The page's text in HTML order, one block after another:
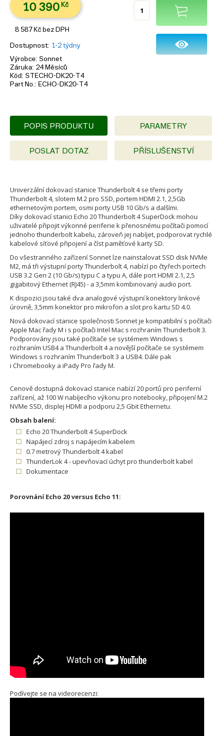
10 390 Kč
8 587 Kč bez DPH
Dostupnost 1-2 týdny
Výrobce Sonnet
Záruka 24 Měsíců
Kód STECHO-DK20-T4
Part No.
ECHO-DK20-T4
POPIS PRODUKTU PARAMETRY
POSLAT DOTAZ PŘÍSLUŠENSTVÍ
Univerzální dokovací stanice Thunderbolt 4 se třemi porty
Thunderbolt 4, slotem M.2 pro SSD, portem HDMI 2.1, 2,5Gb
ethernetovým portem, osmi porty USB 10 Gb/s a dalšími.
Díky dokovací stanici Echo 20 Thunderbolt 4 SuperDock mohou
uživatelé připojit výkonné periferie k přenosnému počítači pomocí
jednoho thunderbolt kabelu, zároveň jej nabíjet, podporovat rychlé
kabelové síťové připojení a číst paměťové karty SD.
Do všestranného zařízení Sonnet lze nainstalovat SSD disk NVMe
M2, má tři výstupní porty Thunderbolt 4, nabízí po čtyřech portech
USB 3.2 Gen 2 (10 Gb/s) typu C a typu A, dále port HDMI 2.1, 2,5
gigabitový Ethernet (RJ45) - a 3,5mm kombinovaný audio port.
K dispozici jsou také dva analogové výstupní konektory linkové
úrovně, 3,5mm konektor pro mikrofon a slot pro kartu SD 4.0.
Nová dokovací stanice společnosti Sonnet je kompatibilní s počítači
Apple Mac řady M i s počítači Intel Mac s rozhraním Thunderbolt 3.
Podporovány jsou také počítače se systémem Windows s
rozhraním USB4 a Thunderbolt 4 a novější počítače se systémem
Windows s rozhraním Thunderbolt 3 a USB4. Dále pak
i Chromebooky a iPady Pro řady M.
Cenově dostupná dokovací stanice nabízí 20 portů pro periferní
zařízení, až 100 W nabíjecího výkonu pro notebooky, připojení M.2
NVMe SSD, displej HDMI a podporu 2,5 Gbit Ethernetu.
Obsah balení:
Echo 20 Thunderbolt 4 SuperDock
Napájecí zdroj s napájecím kabelem
0.7 metrový Thunderbolt 4 kabel
ThunderLok 4 - upevňovací úchyt pro thunderbolt kabel
Dokumentace
Porovnání Echo 20 versus Echo 11:
Podívejte se na videorecenzi: